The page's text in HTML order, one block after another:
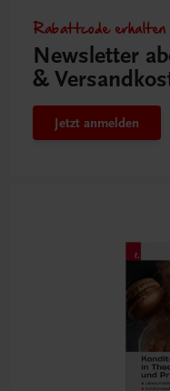
Rabattcode erhalten
Newsletter
&
Jetzt anmelden